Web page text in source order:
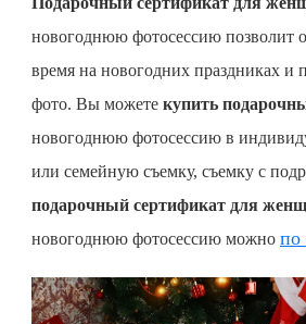
новогоднюю фотосессию позволит
время на новогодних праздниках и
фото. Вы можете купить
новогоднюю фотосессию в
или семейную съемку, съемку с
подарочный сертификат для
новогоднюю фотосессию можно по